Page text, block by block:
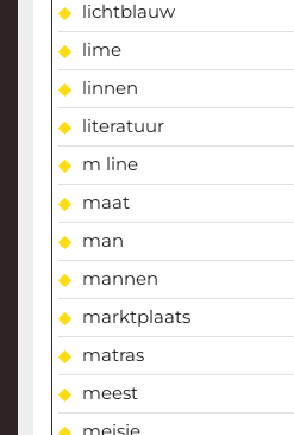
lichtblauw
lime
linnen
literatuur
m line
maat
man
mannen
marktplaats
matras
meest